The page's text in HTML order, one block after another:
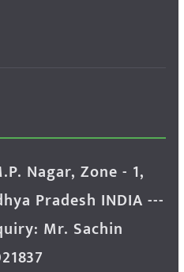
Nagar, Zone - 1,
Pradesh INDIA ---
Mr. Sachin